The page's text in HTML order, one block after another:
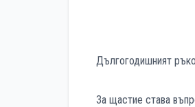
Дългогодишният
За щастие става